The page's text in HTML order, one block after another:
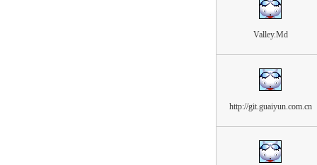
Valley.Md
http://git.guaiyun.com.cn